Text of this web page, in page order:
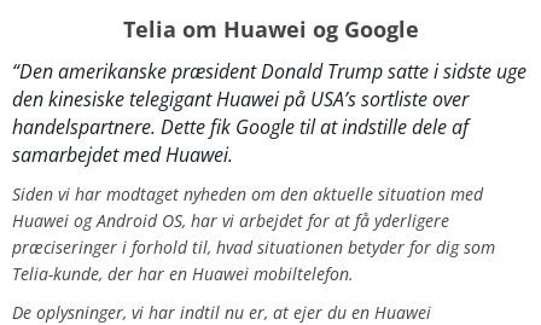
Telia om Huawei og Google
“Den amerikanske præsident Donald Trump satte i sidste uge
den kinesiske telegigant Huawei på USA’s sortliste over
handelspartnere. Dette fik Google til at indstille dele af
samarbejdet med Huawei.
Siden vi har modtaget nyheden om den aktuelle situation med
Huawei og Android OS, har vi arbejdet for at få yderligere
præciseringer i forhold til, hvad situationen betyder for dig som
Telia-kunde, der har en Huawei mobiltelefon.
De oplysninger, vi har indtil nu er, at ejer du en Huawei